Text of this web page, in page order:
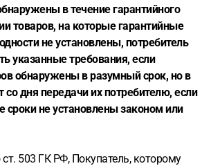
в течение гарантийного
товаров, на которые гарантийные
не установлены, потребитель
указанные требования, если
обнаружены в разумный срок, но в
со дня передачи их потребителю, если
сроки не установлены законом или
ст. 503 ГК РФ, Покупатель, которому